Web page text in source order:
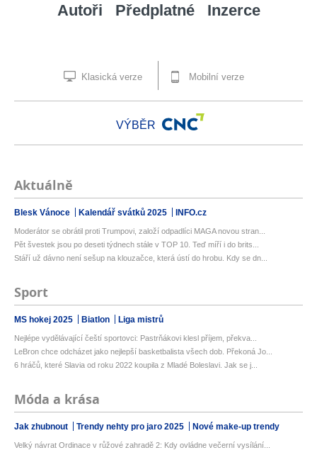
Autoři Předplatné Inzerce
Klasická verze Mobilní verze
VÝBĚR
Aktuálně
Blesk Vánoce Kalendář svátků 2025 INFO.cz
Moderátor se obrátil proti Trumpovi, založí odpadlíci MAGA novou stran...
Pět švestek jsou po deseti týdnech stále v TOP 10. Teď míří i do brits...
Stáří už dávno není sešup na klouzačce, která ústí do hrobu. Kdy se dn...
Sport
MS hokej 2025 Biatlon Liga mistrů
Nejlépe vydělávající čeští sportovci: Pastrňákovi klesl příjem, překva...
LeBron chce odcházet jako nejlepší basketbalista všech dob. Překoná Jo...
6 hráčů, které Slavia od roku 2022 koupila z Mladé Boleslavi. Jak se j...
Móda a krása
Jak zhubnout Trendy nehty pro jaro 2025 Nové make-up trendy
Velký návrat Ordinace v růžové zahradě 2: Kdy ovládne večerní vysílání...